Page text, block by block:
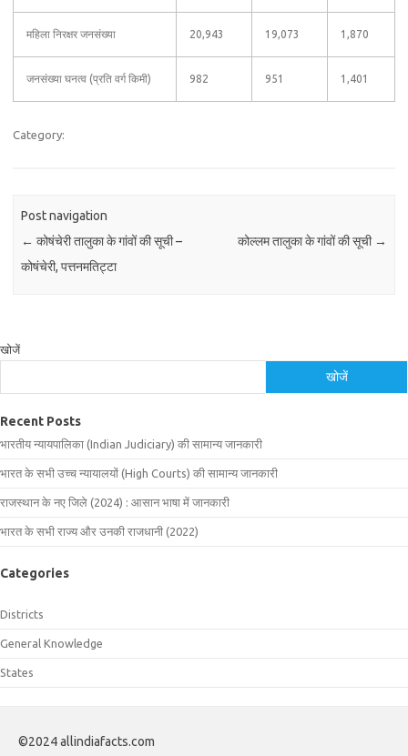
महिला निरक्षर जनसंख्या 20,943 19,073 1,870
जनसंख्या घनत्व (प्रति वर्ग किमी) 982 951 1,401
Category:
Post navigation
← कोषंचेरी तालुका के गांवों की सूची –
कोषंचेरी, पत्तनमतिट्टा
कोल्लम तालुका के गांवों की सूची →
खोजें
खोजें
Recent Posts
भारतीय न्यायपालिका (Indian Judiciary) की सामान्य जानकारी
भारत के सभी उच्च न्यायालयों (High Courts) की सामान्य जानकारी
राजस्थान के नए जिले (2024) : आसान भाषा में जानकारी
भारत के सभी राज्य और उनकी राजधानी (2022)
Categories
Districts
General Knowledge
States
©2024 allindiafacts.com